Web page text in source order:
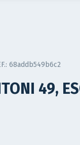
68addb549b6c2
49,